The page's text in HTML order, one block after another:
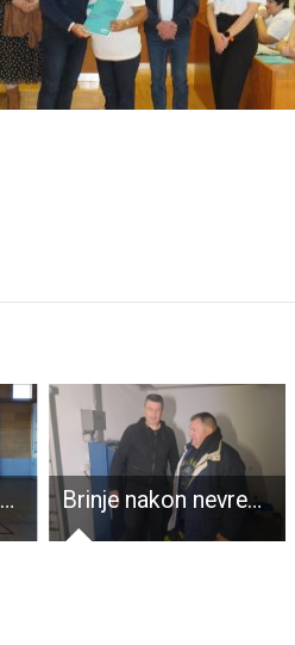
Lina Strilić zabila 26 koševa, Vodice ipak prejake za Gospić Brinje nakon nevremena: Načelnik Fumić najavio sanaciju i uputio važan apel mještanima